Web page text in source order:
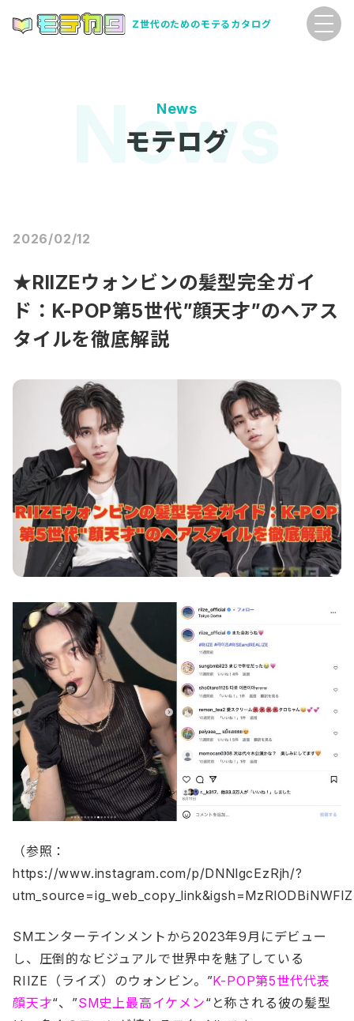
Z世代のためのモテるカタログ
News
モテログ
2026/02/12
★RIIZEウォンビンの髪型完全ガイ
ド：K-POP第5世代”顔天才”のヘアス
タイルを徹底解説
（参照：
https://www.instagram.com/p/DNNlgcEzRjh/?
SMエンターテインメントから2023年9月にデビュー
し、圧倒的なビジュアルで世界中を魅了している
RIIZE（ライズ）のウォンビン。”K-POP第5世代代表
顔天才“、”SM史上最高イケメン“と称される彼の髪型